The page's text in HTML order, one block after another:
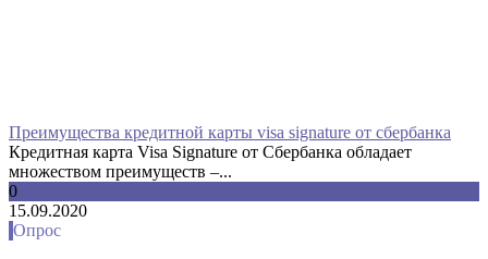
Преимущества кредитной карты visa signature от сбербанка
Кредитная карта Visa Signature от Сбербанка обладает
множеством преимуществ –...
0
15.09.2020
Опрос